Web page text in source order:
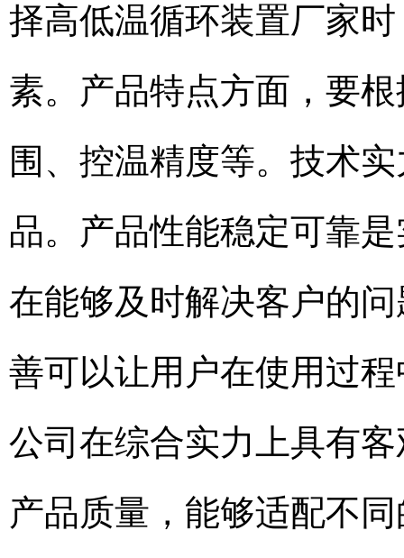
择高低温循环装置厂家
素。产品特点方面，要
围、控温精度等。技术
品。产品性能稳定可靠
在能够及时解决客户的
善可以让用户在使用过
公司在综合实力上具有
产品质量，能够适配不